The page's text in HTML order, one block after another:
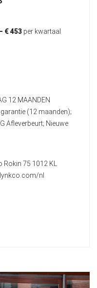
€ 453 per kwartaal
12 MAANDEN
(12 maanden);
Afleverbeurt; Nieuwe
75 1012 KL
nl